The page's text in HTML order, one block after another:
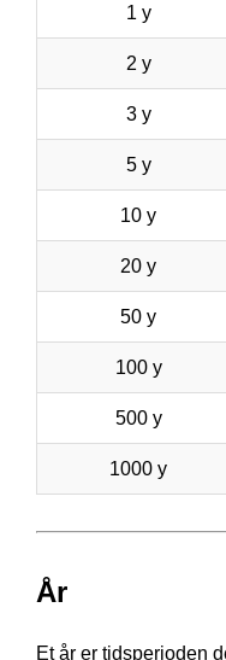
1 y
2 y
3 y
5 y
10 y
20 y
50 y
100 y
500 y
1000 y
År
Et år er tidsperioden